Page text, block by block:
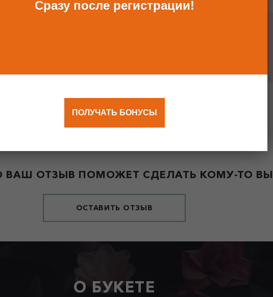
ОТЗЫВ ПОМОЖЕТ СДЕЛАТЬ КОМУ-ТО
ОСТАВИТЬ ОТЗЫВ
О БУКЕТЕ
Сразу после регистрации!
ПОЛУЧАТЬ БОНУСЫ